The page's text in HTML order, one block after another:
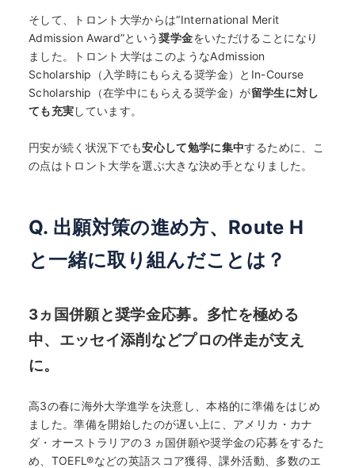
そして、トロント大学からは“International Merit
Admission Award”という奨学金をいただけることになり
ました。トロント大学はこのようなAdmission
Scholarship（入学時にもらえる奨学金）とIn-Course
Scholarship（在学中にもらえる奨学金）が留学生に対し
ても充実しています。
円安が続く状況下でも安心して勉学に集中するために、こ
の点はトロント大学を選ぶ大きな決め手となりました。
Q. 出願対策の進め方、Route H
と一緒に取り組んだことは？
3ヵ国併願と奨学金応募。多忙を極める
中、エッセイ添削などプロの伴走が支え
に。
高3の春に海外大学進学を決意し、本格的に準備をはじめ
ました。準備を開始したのが遅い上に、アメリカ・カナ
ダ・オーストラリアの３ヵ国併願や奨学金の応募をするた
め、TOEFL®などの英語スコア獲得、課外活動、多数のエ